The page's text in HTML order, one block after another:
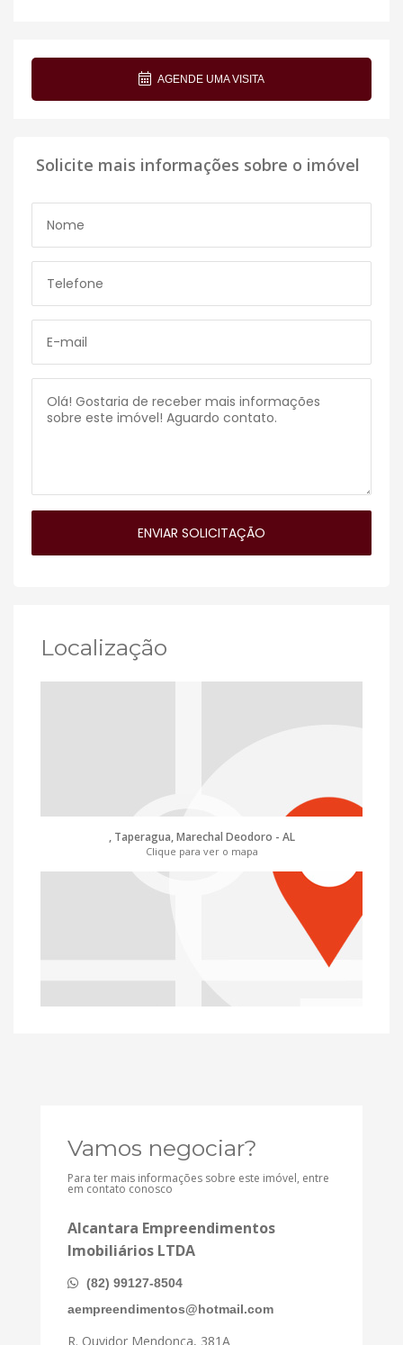
AGENDE UMA VISITA
Solicite mais informações sobre o imóvel
Localização
, Taperagua, Marechal Deodoro - AL
Clique para ver o mapa
Vamos negociar?
Para ter mais informações sobre este imóvel, entre
em contato conosco
Alcantara Empreendimentos
Imobiliários LTDA
(82) 99127-8504
aempreendimentos@hotmail.com
R. Ouvidor Mendonça, 381A